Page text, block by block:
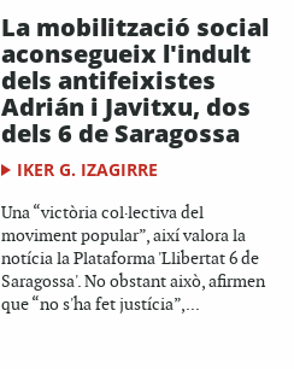
La mobilització social
aconsegueix l'indult
dels antifeixistes
Adrián i Javitxu, dos
dels 6 de Saragossa
IKER G. IZAGIRRE
Una “victòria col·lectiva del
moviment popular”, així valora la
notícia la Plataforma 'Llibertat 6 de
Saragossa'. No obstant això, afirmen
que “no s'ha fet justícia”,...